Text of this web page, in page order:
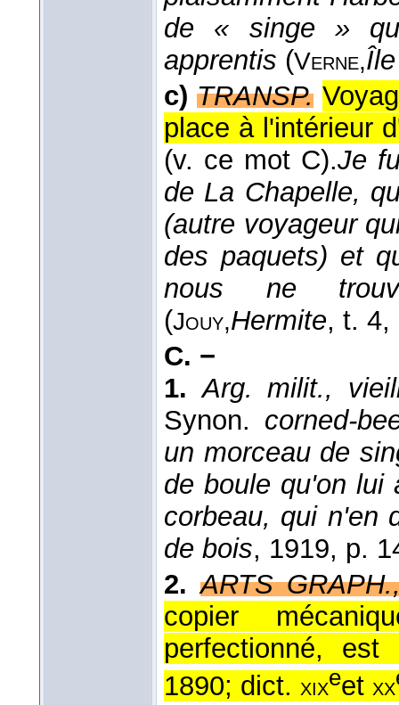
de « singe »
apprentis (Verne,
c) TRANSP.
place à l'intérieur
(v. ce mot C).Je
de La Chapelle,
(autre voyageur
des paquets) et
nous ne
(Jouy,Hermite, t. 4,
C. −
1. Arg. milit.,
Synon. corned-
un morceau de
de boule qu'on lui
corbeau, qui n'en
de bois, 1919, p.
2. ARTS
copier
perfectionné,
1890; dict. xixeet xx